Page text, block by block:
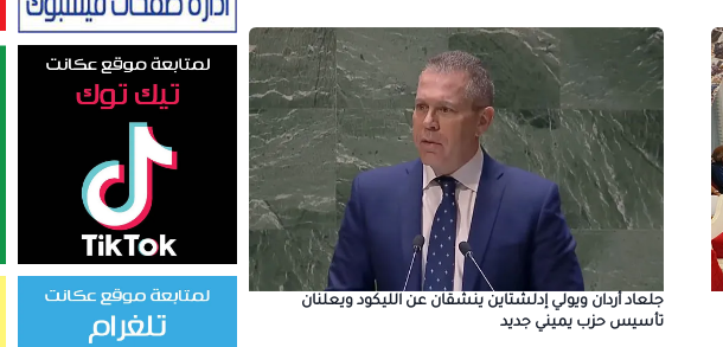
جلعاد أردان ويولي إدلشتاين ينشقان عن الليكود ويعلنان
تأسيس حزب يميني جديد